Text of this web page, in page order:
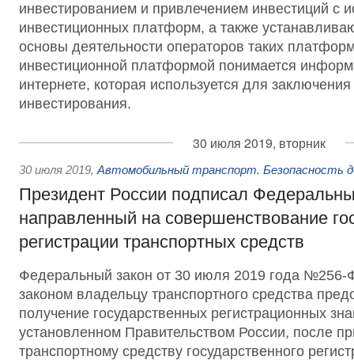
инвестированием и привлечением инвестиций с
инвестиционных платформ, а также
основы деятельности операторов таких
инвестиционной платформой понимается
интернете, которая используется для
инвестирования.
30 июля 2019, вторник
30 июля 2019, Автомобильный транспорт. Безопасность
Президент России подписал
направленный на совершенствование
регистрации транспортных средств
Федеральный закон от 30 июля 2019 года
законом владельцу транспортного средства
получение государственных регистрационных
установленном Правительством России, после
транспортному средству государственного